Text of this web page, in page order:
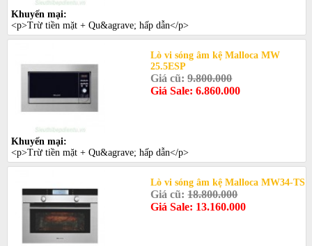
Khuyến mại:
<p>Trừ tiền mặt + Qu&agrave; hấp dẫn</p>
Lò vi sóng âm kệ Malloca MW
25.5ESP
Giá cũ:9.800.000
Giá Sale: 6.860.000
Khuyến mại:
<p>Trừ tiền mặt + Qu&agrave; hấp dẫn</p>
Lò vi sóng âm kệ Malloca MW34-TS
Giá cũ:18.800.000
Giá Sale: 13.160.000